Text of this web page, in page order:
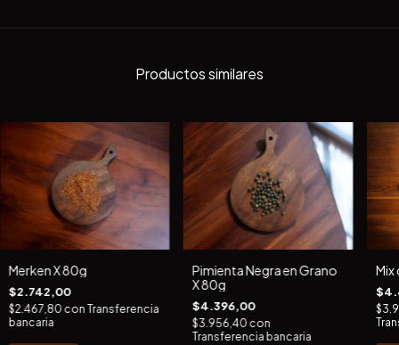
Productos similares
Merken X 80g
$2.742,00
$2.467,80 conTransferencia
bancaria
Pimienta Negra en Grano
X 80g
$4.396,00
$3.956,40 con
Transferencia bancaria
Mix